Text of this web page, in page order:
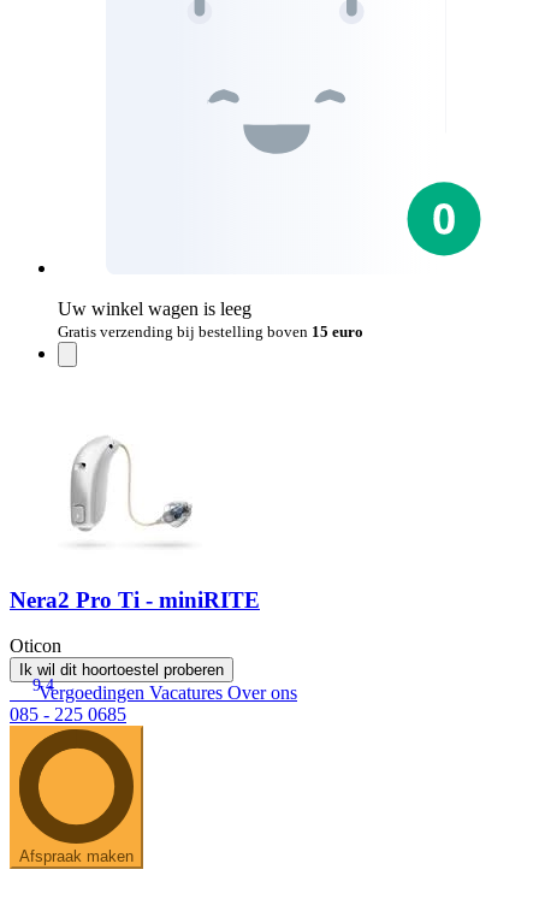
Uw winkel wagen is leeg
Gratis verzending bij bestelling boven 15 euro
Nera2 Pro Ti - miniRITE
Oticon
Ik wil dit hoortoestel proberen
9.4
Vergoedingen Vacatures Over ons
085 - 225 0685
Afspraak maken